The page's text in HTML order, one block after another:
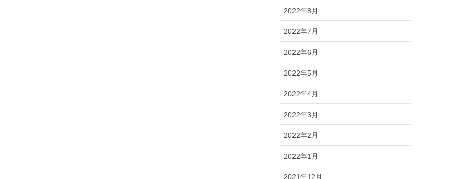
2022年8月
2022年7月
2022年6月
2022年5月
2022年4月
2022年3月
2022年2月
2022年1月
2021年12月